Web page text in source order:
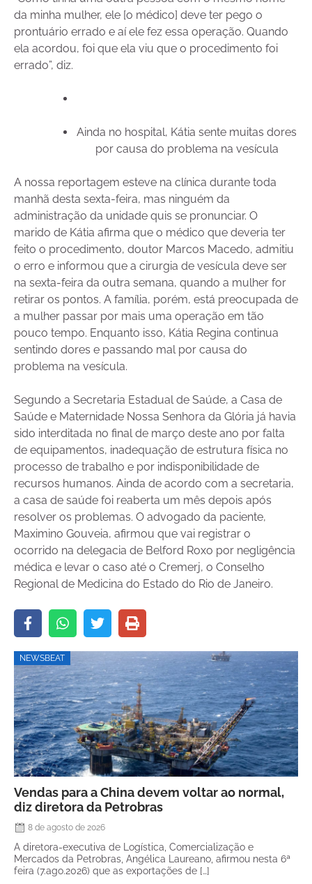
da minha mulher, ele [o médico] deve ter pego o
prontuário errado e aí ele fez essa operação. Quando
ela acordou, foi que ela viu que o procedimento foi
errado”, diz.
Ainda no hospital, Kátia sente muitas dores
por causa do problema na vesícula
A nossa reportagem esteve na clínica durante toda
manhã desta sexta-feira, mas ninguém da
administração da unidade quis se pronunciar. O
marido de Kátia afirma que o médico que deveria ter
feito o procedimento, doutor Marcos Macedo, admitiu
o erro e informou que a cirurgia de vesícula deve ser
na sexta-feira da outra semana, quando a mulher for
retirar os pontos. A família, porém, está preocupada de
a mulher passar por mais uma operação em tão
pouco tempo. Enquanto isso, Kátia Regina continua
sentindo dores e passando mal por causa do
problema na vesícula.
Segundo a Secretaria Estadual de Saúde, a Casa de
Saúde e Maternidade Nossa Senhora da Glória já havia
sido interditada no final de março deste ano por falta
de equipamentos, inadequação de estrutura física no
processo de trabalho e por indisponibilidade de
recursos humanos. Ainda de acordo com a secretaria,
a casa de saúde foi reaberta um mês depois após
resolver os problemas. O advogado da paciente,
Maximino Gouveia, afirmou que vai registrar o
ocorrido na delegacia de Belford Roxo por negligência
médica e levar o caso até o Cremerj, o Conselho
Regional de Medicina do Estado do Rio de Janeiro.
NEWSBEAT
Vendas para a China devem voltar ao normal,
diz diretora da Petrobras
8 de agosto de 2026
A diretora-executiva de Logística, Comercialização e
Mercados da Petrobras, Angélica Laureano, afirmou nesta 6ª
feira (7.ago.2026) que as exportações de […]